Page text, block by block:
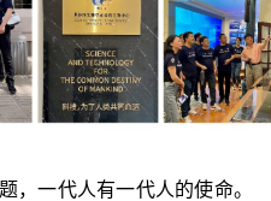
，一代人有一代人的使命。